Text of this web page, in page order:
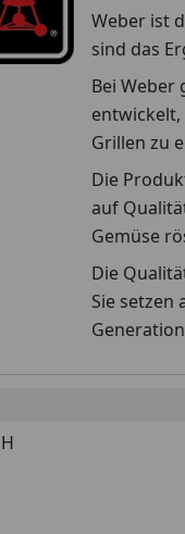
Weber ist
sind das
Bei Weber
entwickelt,
Grillen zu
Die
auf
Gemüse
Die
Sie setzen